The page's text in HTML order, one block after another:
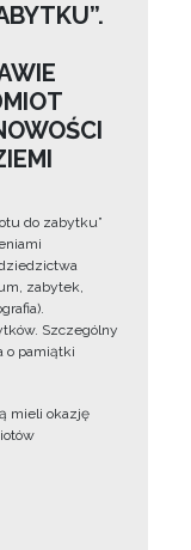
do zabytku”
zabytek,
Szczególny
o pamiątki
mieli okazję